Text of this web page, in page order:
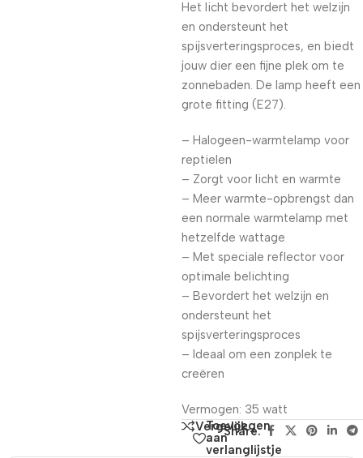
Het licht bevordert het welzijn
en ondersteunt het
spijsverteringsproces, en biedt
jouw dier een fijne plek om te
zonnebaden. De lamp heeft een
grote fitting (E27).
– Halogeen-warmtelamp voor
reptielen
– Zorgt voor licht en warmte
– Meer warmte-opbrengst dan
een normale warmtelamp met
hetzelfde wattage
– Met speciale reflector voor
optimale belichting
– Bevordert het welzijn en
ondersteunt het
spijsverteringsproces
– Ideaal om een zonplek te
creëren
Vermogen: 35 watt
Vergelijk
Toevoegen
aan
verlanglijstje
Share: